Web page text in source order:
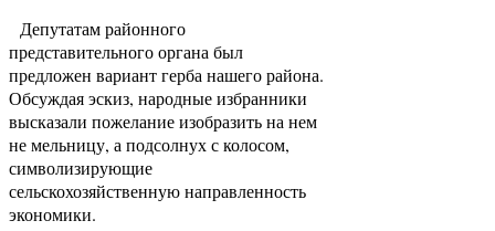
Депутатам районного
представительного органа был
предложен вариант герба нашего района.
Обсуждая эскиз, народные избранники
высказали пожелание изобразить на нем
не мельницу, а подсолнух с колосом,
символизирующие
сельскохозяйственную направленность
экономики.